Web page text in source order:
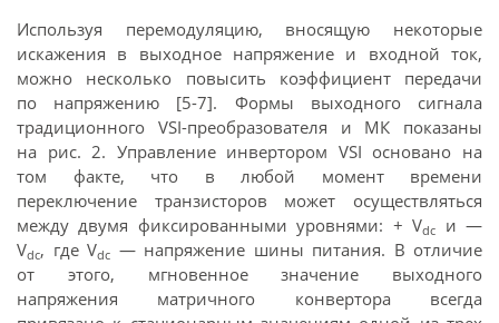
Используя перемодуляцию, вносящую некоторые
искажения в выходное напряжение и входной ток,
можно несколько повысить коэффициент передачи
по напряжению [5-7]. Формы выходного сигнала
традиционного VSI-преобразователя и МК показаны
на рис. 2. Управление инвертором VSI основано на
том факте, что в любой момент времени
переключение транзисторов может осуществляться
между двумя фиксированными уровнями: + Vdc
и —
Vdc, где Vdc — напряжение шины питания. В отличие
от этого, мгновенное значение выходного
напряжения матричного конвертора всегда